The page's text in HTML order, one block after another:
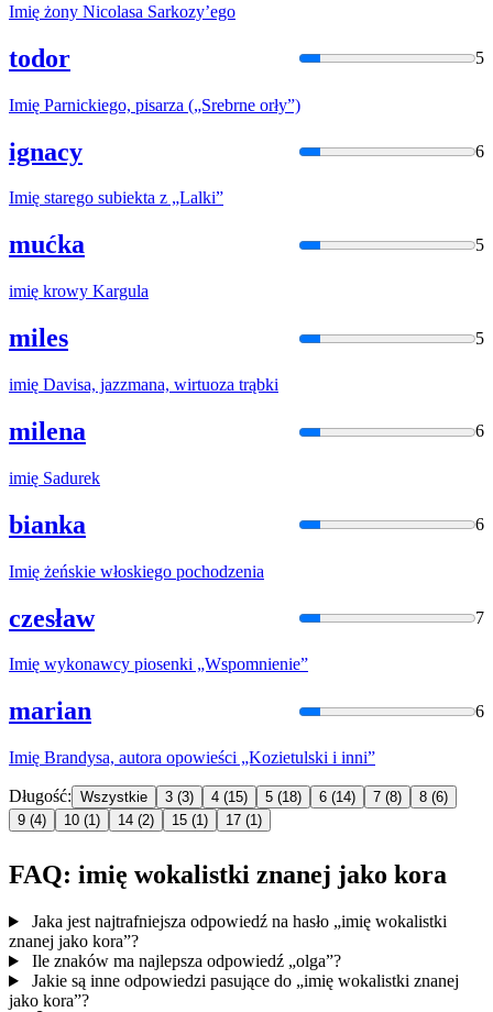
Imię żony Nicolasa Sarkozy’ego
todor 5
Imię Parnickiego, pisarza („Srebrne orły”)
ignacy 6
Imię starego subiekta z „Lalki”
mućka 5
imię krowy Kargula
miles 5
imię Davisa, jazzmana, wirtuoza trąbki
milena 6
imię Sadurek
bianka 6
Imię żeńskie włoskiego pochodzenia
czesław 7
Imię wykonawcy piosenki „Wspomnienie”
marian 6
Imię Brandysa, autora opowieści „Kozietulski i inni”
Długość: Wszystkie 3 (3) 4 (15) 5 (18) 6 (14) 7 (8) 8 (6)
9 (4) 10 (1) 14 (2) 15 (1) 17 (1)
FAQ: imię wokalistki znanej jako kora
Jaka jest najtrafniejsza odpowiedź na hasło „imię wokalistki
znanej jako kora”?
Ile znaków ma najlepsza odpowiedź „olga”?
Jakie są inne odpowiedzi pasujące do „imię wokalistki znanej
jako kora”?